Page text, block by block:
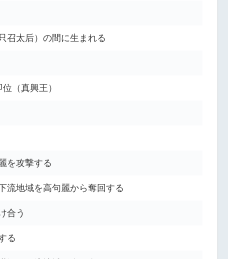
召太后）の間に生まれる
（真興王）
を攻撃する
流地域を高句麗から奪回する
合う
る